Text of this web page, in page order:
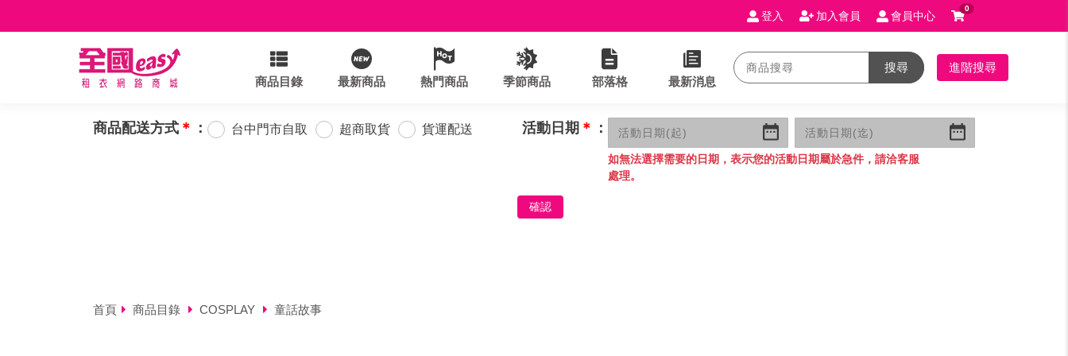
登入 加入會員 會員中心
0
商品目錄 最新商品 熱門商品 季節商品 部落格 最新消息
搜尋 進階搜尋
商品配送方式 ＊ ： 台中門市自取 超商取貨 貨運配送 活動日期 ＊ ：
如無法選擇需要的日期，表示您的活動日期屬於急件，請洽客服
處理。
確認
首頁 商品目錄 COSPLAY 童話故事